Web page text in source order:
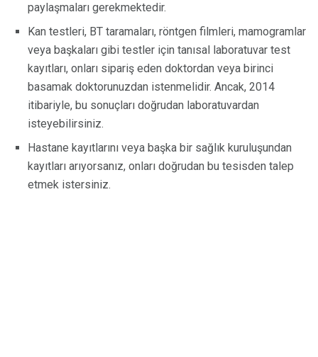
paylaşmaları gerekmektedir.
Kan testleri, BT taramaları, röntgen filmleri, mamogramlar
veya başkaları gibi testler için tanısal laboratuvar test
kayıtları, onları sipariş eden doktordan veya birinci
basamak doktorunuzdan istenmelidir. Ancak, 2014
itibariyle, bu sonuçları doğrudan laboratuvardan
isteyebilirsiniz.
Hastane kayıtlarını veya başka bir sağlık kuruluşundan
kayıtları arıyorsanız, onları doğrudan bu tesisden talep
etmek istersiniz.